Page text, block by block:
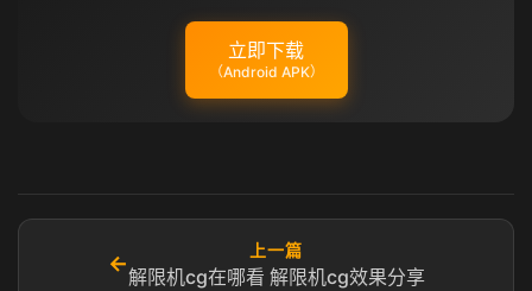
立即下载
（Android APK）
←
上一篇
解限机cg在哪看 解限机cg效果分享